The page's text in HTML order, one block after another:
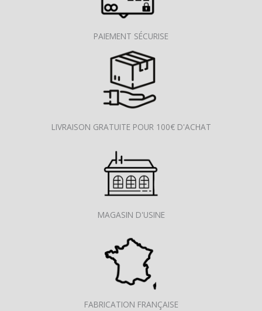
PAIEMENT SÉCURISE
LIVRAISON GRATUITE POUR 100€ D'ACHAT
MAGASIN D'USINE
FABRICATION FRANÇAISE